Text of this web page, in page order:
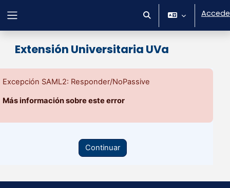
Selector de búsqueda
Extensión Universitaria UVa
Excepción SAML2: Responder/NoPassive
Más información sobre este error
Continuar